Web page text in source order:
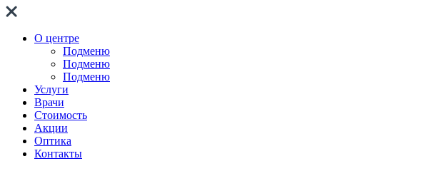
О центре
Подменю
Подменю
Подменю
Услуги
Врачи
Стоимость
Акции
Оптика
Контакты